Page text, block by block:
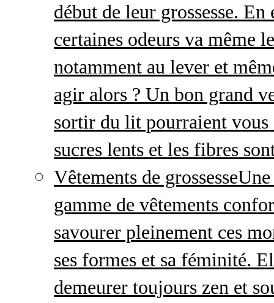
début de leur grossesse.
certaines odeurs va même
notamment au lever et
agir alors ? Un bon grand
sortir du lit pourraient vous
sucres lents et les fibres
Vêtements de grossesseUne
gamme de vêtements
savourer pleinement ces
ses formes et sa féminité.
demeurer toujours zen et